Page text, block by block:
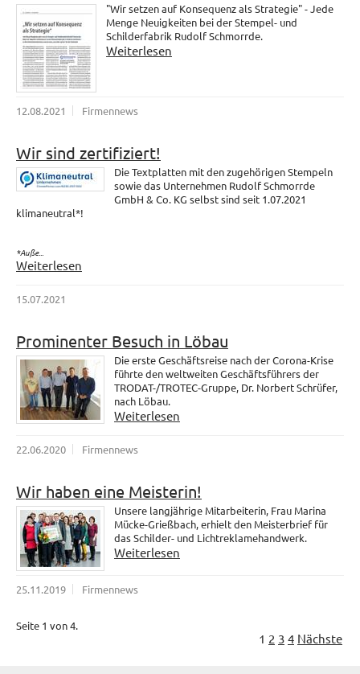
"Wir setzen auf Konsequenz als Strategie" - Jede
Menge Neuigkeiten bei der Stempel- und
Schilderfabrik Rudolf Schmorrde.
Weiterlesen
12.08.2021 Firmennews
Wir sind zertifiziert!
Die Textplatten mit den zugehörigen Stempeln
sowie das Unternehmen Rudolf Schmorrde
GmbH & Co. KG selbst sind seit 1.07.2021
klimaneutral*!
*Auße...
Weiterlesen
15.07.2021
Prominenter Besuch in Löbau
Die erste Geschäftsreise nach der Corona-Krise
führte den weltweiten Geschäftsführers der
TRODAT-/TROTEC-Gruppe, Dr. Norbert Schrüfer,
nach Löbau.
Weiterlesen
22.06.2020 Firmennews
Wir haben eine Meisterin!
Unsere langjährige Mitarbeiterin, Frau Marina
Mücke-Grießbach, erhielt den Meisterbrief für
das Schilder- und Lichtreklamehandwerk.
Weiterlesen
25.11.2019 Firmennews
Seite 1 von 4.
1 2 3 4 Nächste